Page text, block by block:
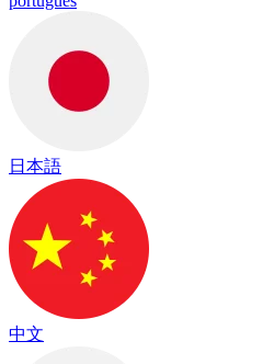
日本語
中文